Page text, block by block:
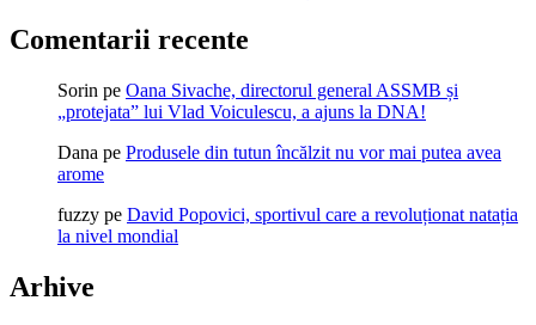
Comentarii recente
Sorin pe Oana Sivache, directorul general ASSMB și
„protejata” lui Vlad Voiculescu, a ajuns la DNA!
Dana pe Produsele din tutun încălzit nu vor mai putea avea
arome
fuzzy pe David Popovici, sportivul care a revoluționat natația
la nivel mondial
Arhive